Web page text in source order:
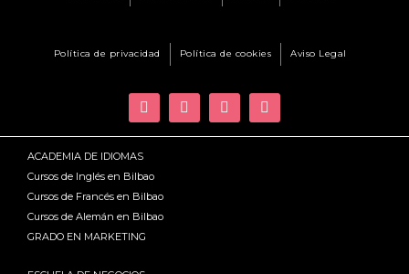
Política de privacidad Política de cookies Aviso Legal
ACADEMIA DE IDIOMAS
Cursos de Inglés en Bilbao
Cursos de Francés en Bilbao
Cursos de Alemán en Bilbao
GRADO EN MARKETING